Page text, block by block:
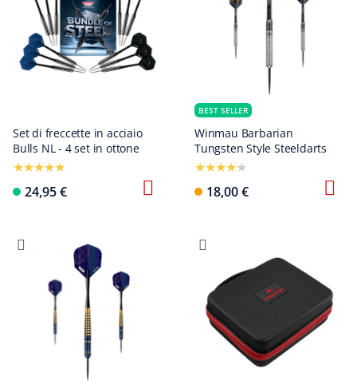
Set di freccette in acciaio
Bulls NL - 4 set in ottone
24,95 €
BEST SELLER
Winmau Barbarian
Tungsten Style Steeldarts
18,00 €